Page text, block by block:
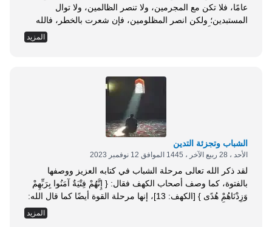
عامًا، فلا تكن مع المجرمين، ولا تنصر الظالمين، ولا توال
المستبدين؛ ولكن انصر المظلومين، فإن شعرت بالخطر، فالله
حسبك، يتولَّاك وينقذك، يرعاك ويحفظك، فإيَّاك أن تقف مع
الظالم، وإياك أن تعينه، وإياك أن تساعده، وإياك أن تُقِرَّه أو
المزيد
الشباب وتجزئة التدين
الأحد ، 28 ربيع الآخر ، 1445 الموافق 12 نوفمبر 2023
لقد ذكر الله تعالى مرحلة الشباب في كتابه العزيز ووصفها
بالفتوة، كما وصف أصحاب الكهف فقال: { إِنَّهُمْ فِتْيَةٌ آمَنُوا بِرَبِّهِمْ
وَزِدْنَاهُمْ هُدًى } [الكهف: 13]، إنها مرحلة القوة أيضًا كما قال الله:
{ اللهُ الَّذِي خَلَقَكُمْ مِنْ ضَعْفٍ ثُمَّ جَعَلَ مِنْ بَعْدِ ضَعْفٍ قُوَّةً ثُمَّ جَعَلَ
مِنْ بَعْدِ قُوَّةٍ ضَعْفًا وَشَيْبَةً } [الروم: 54]، هذه مرحلة بلوغ الأشد
المزيد